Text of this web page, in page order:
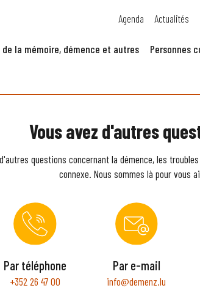
Agenda Actualités
la mémoire, démence et autres Personnes
Vous avez d'autres
questions concernant la démence, les
connexe. Nous sommes là pour vous
Par téléphone
+352 26 47 00
Par e-mail
info@demenz.lu